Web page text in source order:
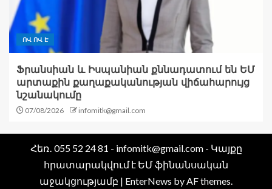
ՈՎ ՈՎ Է
Ֆրանսիան և Իսպանիան քննադատում են ԵՄ
արտաքին քաղաքականության վիճահարույց
նշանակումը
07/08/2026 infomitk@gmail.com
Հեռ․ 055 52 24 81 - infomitk@gmail.com - Կայքը
հրատարակվում է ԵՄ ֆինանսական
աջակցությամբ | EnterNews by AF themes.